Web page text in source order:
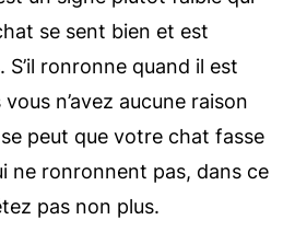
se sent bien et est
S’il ronronne quand il est
n’avez aucune raison
peut que votre chat fasse
ne ronronnent pas, dans ce
pas non plus.